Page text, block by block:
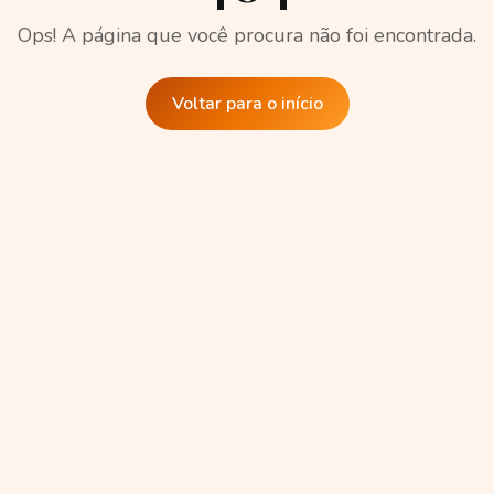
Ops! A página que você procura não foi encontrada.
Voltar para o início